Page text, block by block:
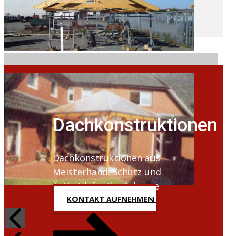
Dachkonstruktionen
Dachkonstruktionen aus
Meisterhand: Schutz und
Ästhetik für Ihr Zuhause
KONTAKT AUFNEHMEN